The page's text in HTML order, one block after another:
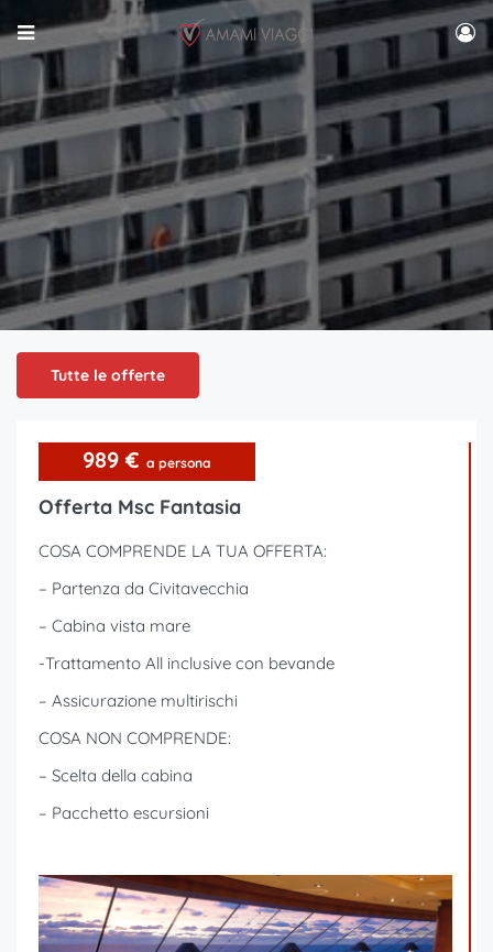
Tutte le offerte
989 € a persona
Offerta Msc Fantasia
COSA COMPRENDE LA TUA OFFERTA:
– Partenza da Civitavecchia
– Cabina vista mare
-Trattamento All inclusive con bevande
– Assicurazione multirischi
COSA NON COMPRENDE:
– Scelta della cabina
– Pacchetto escursioni